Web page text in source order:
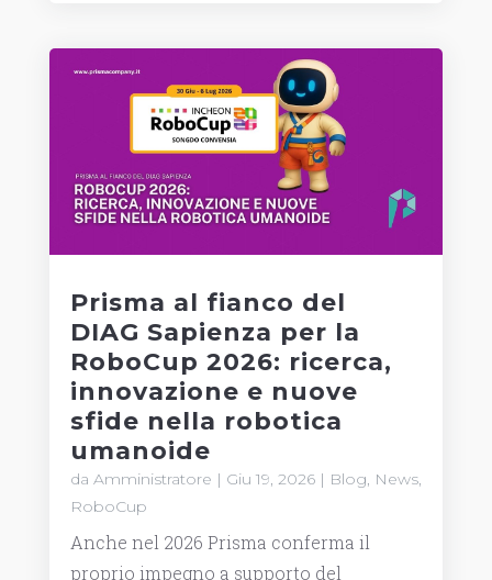
Prisma al fianco del
DIAG Sapienza per la
RoboCup 2026: ricerca,
innovazione e nuove
sfide nella robotica
umanoide
da Amministratore | Giu 19, 2026| Blog, News,
RoboCup
Anche nel 2026 Prisma conferma il
proprio impegno a supporto del